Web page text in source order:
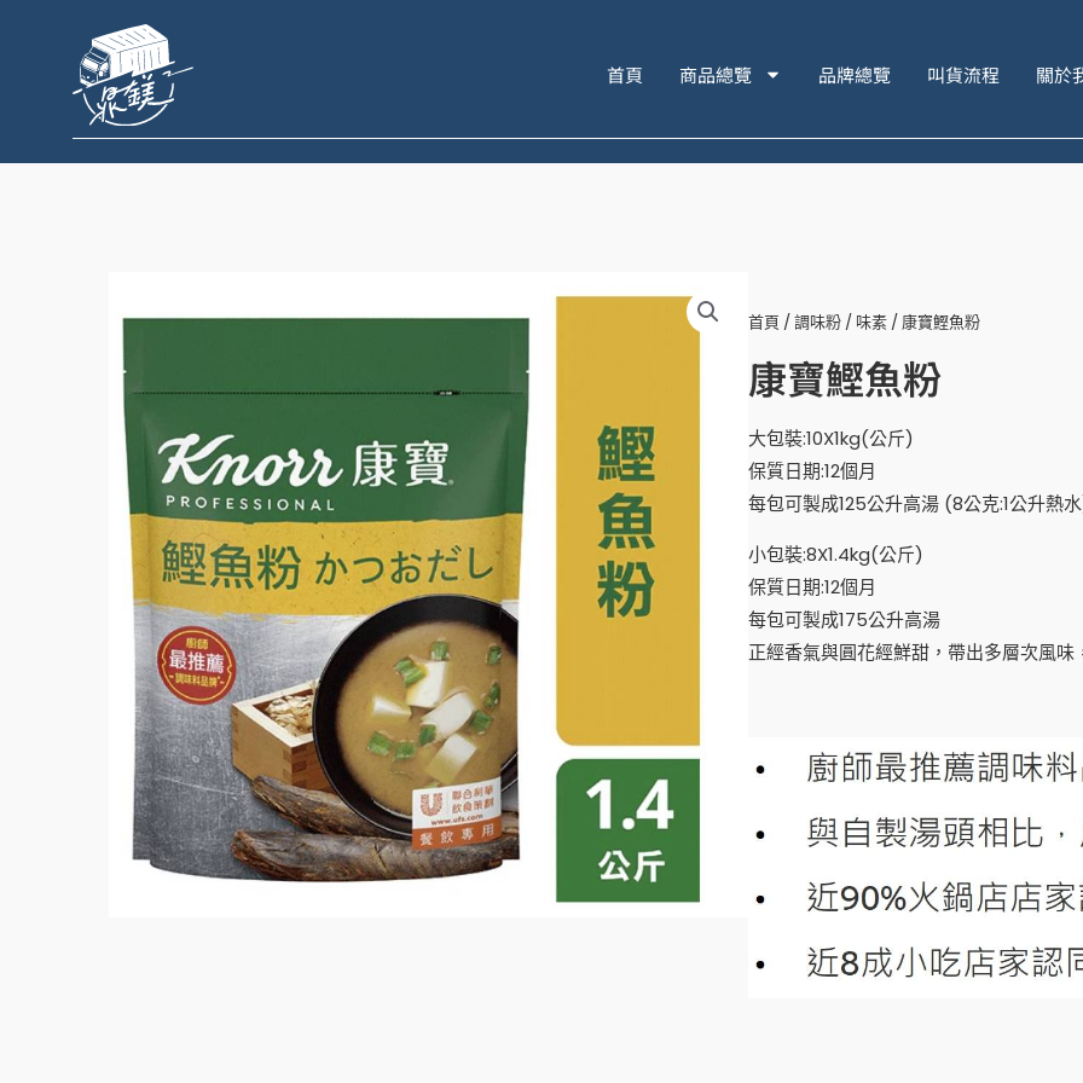
首頁 商品總覽 品牌總覽 叫貨流程 關於
首頁 /調味粉 / 味素 / 康寶鰹魚粉
康寶鰹魚粉
大包裝:10X1kg(公斤)
保質日期:12個月
每包可製成125公升高湯 (8公克:1公升熱
小包裝:8X1.4kg(公斤)
保質日期:12個月
每包可製成175公升高湯
正經香氣與圓花經鮮甜，帶出多層次風味